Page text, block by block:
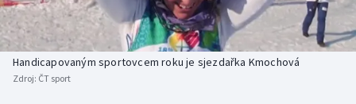
Atletika
Baseball a softbal
Basketbal
Soutěže
Historické návraty
Aplikace ČT sport
Handicapovaným sportovcem roku je sjezdařka Kmochová
Zdroj: ČT sport